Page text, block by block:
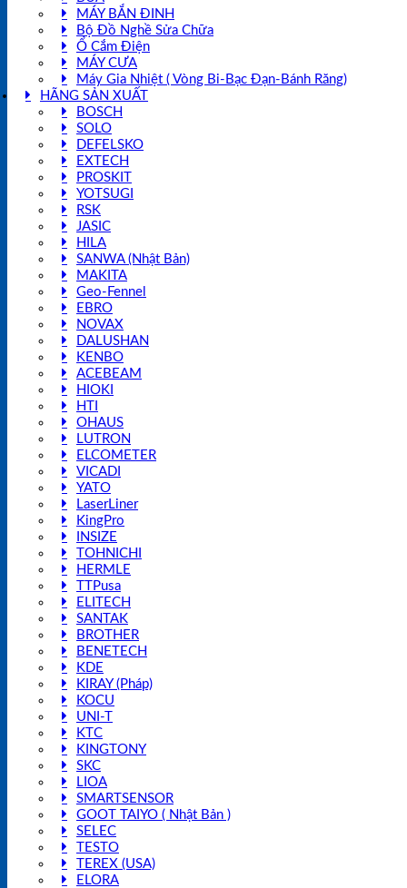
MÁY BẮN ĐINH
Bộ Đồ Nghề Sửa Chữa
Ổ Cắm Điện
MÁY CƯA
Máy Gia Nhiệt ( Vòng Bi-Bạc Đạn-Bánh Răng)
HÃNG SẢN XUẤT
BOSCH
SOLO
DEFELSKO
EXTECH
PROSKIT
YOTSUGI
RSK
JASIC
HILA
SANWA (Nhật Bản)
MAKITA
Geo-Fennel
EBRO
NOVAX
DALUSHAN
KENBO
ACEBEAM
HIOKI
HTI
OHAUS
LUTRON
ELCOMETER
VICADI
YATO
LaserLiner
KingPro
INSIZE
TOHNICHI
HERMLE
TTPusa
ELITECH
SANTAK
BROTHER
BENETECH
KDE
KIRAY (Pháp)
KOCU
UNI-T
KTC
KINGTONY
SKC
LIOA
SMARTSENSOR
GOOT TAIYO ( Nhật Bản )
SELEC
TESTO
TEREX (USA)
ELORA